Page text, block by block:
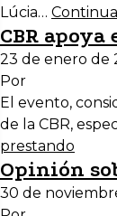
Lúcia…
CBR
23 de enero de
Por
El evento,
de la CBR,
prestando
Opinión
30 de